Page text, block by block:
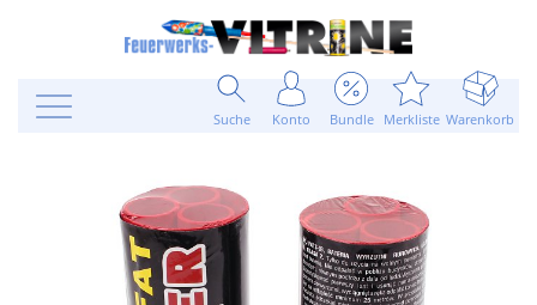
Suche Konto Bundle Merkliste Warenkorb